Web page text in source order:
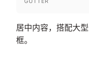
居中内容，搭配大
框。